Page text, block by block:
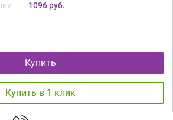
1096 руб.
Купить
Купить в 1 клик